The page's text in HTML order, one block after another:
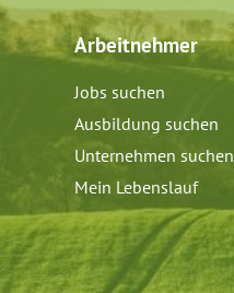
Arbeitnehmer
Jobs suchen
Ausbildung suchen
Unternehmen suchen
Mein Lebenslauf